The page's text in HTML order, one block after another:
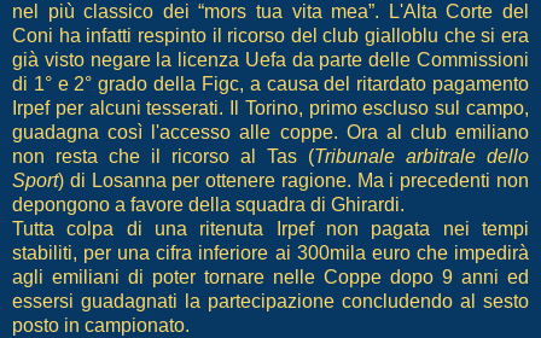
nel più classico dei “mors tua vita mea”. L'Alta Corte del
Coni ha infatti respinto il ricorso del club gialloblu che si era
già visto negare la licenza Uefa da parte delle Commissioni
di 1° e 2° grado della Figc, a causa del ritardato pagamento
Irpef per alcuni tesserati. Il Torino, primo escluso sul campo,
guadagna così l'accesso alle coppe. Ora al club emiliano
non resta che il ricorso al Tas (Tribunale arbitrale dello
Sport) di Losanna per ottenere ragione. Ma i precedenti non
depongono a favore della squadra di Ghirardi.
Tutta colpa di una ritenuta Irpef non pagata nei tempi
stabiliti, per una cifra inferiore ai 300mila euro che impedirà
agli emiliani di poter tornare nelle Coppe dopo 9 anni ed
essersi guadagnati la partecipazione concludendo al sesto
posto in campionato.